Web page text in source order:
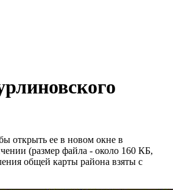
открыть ее в новом окне в
(размер файла - около 160 КБ,
общей карты района взяты с